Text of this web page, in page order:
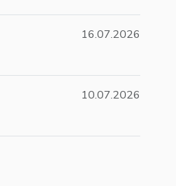
16.07.2026
10.07.2026